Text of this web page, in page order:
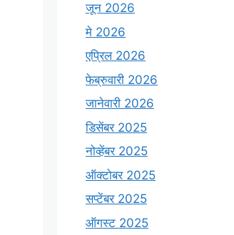
जून 2026
मे 2026
एप्रिल 2026
फेब्रुवारी 2026
जानेवारी 2026
डिसेंबर 2025
नोव्हेंबर 2025
ऑक्टोबर 2025
सप्टेंबर 2025
ऑगस्ट 2025